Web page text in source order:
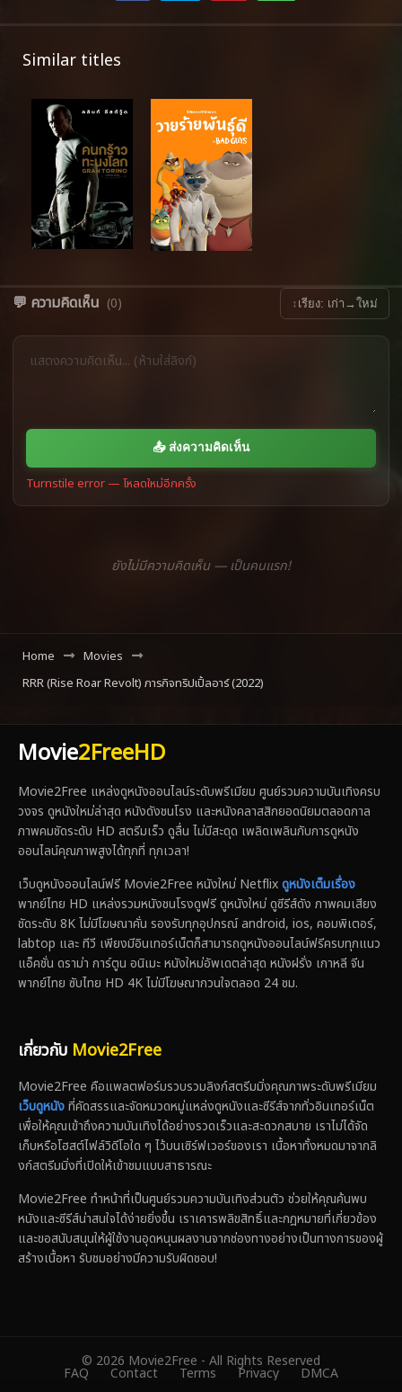
Similar titles
💬 ความคิดเห็น (0) ↕ เรียง: เก่า→ใหม่
📤 ส่งความคิดเห็น
Turnstile error — โหลดใหม่อีกครั้ง
ยังไม่มีความคิดเห็น — เป็นคนแรก!
Home
Movies
RRR (Rise Roar Revolt) ภารกิจทริปเปิ้ลอาร์ (2022)
Movie2FreeHD
Movie2Free แหล่งดูหนังออนไลน์ระดับพรีเมียม ศูนย์รวมความบันเทิงครบ
วงจร ดูหนังใหม่ล่าสุด หนังดังชนโรง และหนังคลาสสิกยอดนิยมตลอดกาล
ภาพคมชัดระดับ HD สตรีมเร็ว ดูลื่น ไม่มีสะดุด เพลิดเพลินกับการดูหนัง
ออนไลน์คุณภาพสูงได้ทุกที่ ทุกเวลา!
เว็บดูหนังออนไลน์ฟรี Movie2Free หนังใหม่ Netflixดูหนังเต็มเรื่อง
พากย์ไทย HD แหล่งรวมหนังชนโรงดูฟรี ดูหนังใหม่ ดูซีรีส์ดัง ภาพคมเสียง
ชัดระดับ 8K ไม่มีโฆษณาคั่น รองรับทุกอุปกรณ์ android, ios, คอมพิเตอร์,
labtop และ ทีวี เพียงมีอินเทอร์เน็ตก็สามารถดูหนังออนไลน์ฟรีครบทุกแนว
แอ็คชั่น ดราม่า การ์ตูน อนิเมะ หนังใหม่อัพเดตล่าสุด หนังฝรั่ง เกาหลี จีน
พากย์ไทย ซับไทย HD 4K ไม่มีโฆษณากวนใจตลอด 24 ชม.
เกี่ยวกับ Movie2Free
Movie2Free คือแพลตฟอร์มรวบรวมลิงก์สตรีมมิ่งคุณภาพระดับพรีเมียม
เว็บดูหนังที่คัดสรรและจัดหมวดหมู่แหล่งดูหนังและซีรีส์จากทั่วอินเทอร์เน็ต
เพื่อให้คุณเข้าถึงความบันเทิงได้อย่างรวดเร็วและสะดวกสบาย เราไม่ได้จัด
เก็บหรือโฮสต์ไฟล์วิดีโอใด ๆ ไว้บนเซิร์ฟเวอร์ของเรา เนื้อหาทั้งหมดมาจากลิ
งก์สตรีมมิ่งที่เปิดให้เข้าชมแบบสาธารณะ
Movie2Free ทำหน้าที่เป็นศูนย์รวมความบันเทิงส่วนตัว ช่วยให้คุณค้นพบ
หนังและซีรีส์น่าสนใจได้ง่ายยิ่งขึ้น เราเคารพลิขสิทธิ์และกฎหมายที่เกี่ยวข้อง
และขอสนับสนุนให้ผู้ใช้งานอุดหนุนผลงานจากช่องทางอย่างเป็นทางการของผู้
สร้างเนื้อหา รับชมอย่างมีความรับผิดชอบ!
© 2026 Movie2Free - All Rights Reserved
FAQ Contact Terms Privacy DMCA